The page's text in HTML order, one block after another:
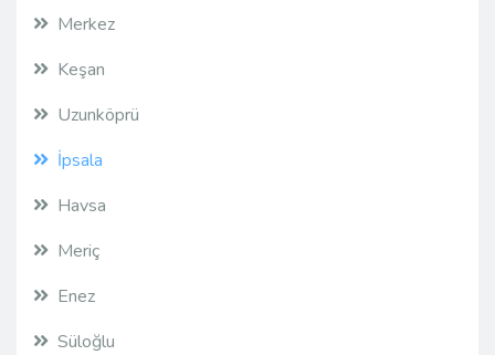
Merkez
Keşan
Uzunköprü
İpsala
Havsa
Meriç
Enez
Süloğlu